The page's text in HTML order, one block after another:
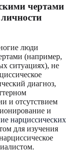
чертами
люди
(например,
ситуациях), не
диагноз,
и отсутствием
и
нарциссических
для изучения